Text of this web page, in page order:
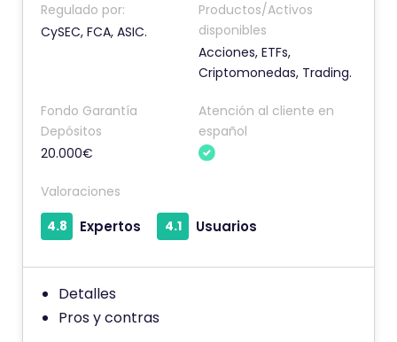
a
r
t
n
u
p
u
Regulado por:
CySEC, FCA, ASIC.
Productos/Activos
disponibles
Acciones, ETFs,
Criptomonedas, Trading.
Fondo Garantía
Depósitos
20.000€
Atención al cliente en
español
Valoraciones
4.8
Expertos 4.1 Usuarios
Detalles
Pros y contras